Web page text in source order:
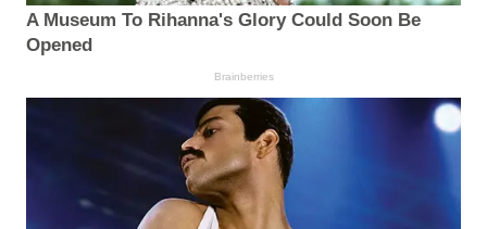
A Museum To Rihanna's Glory Could Soon Be
Opened
Brainberries